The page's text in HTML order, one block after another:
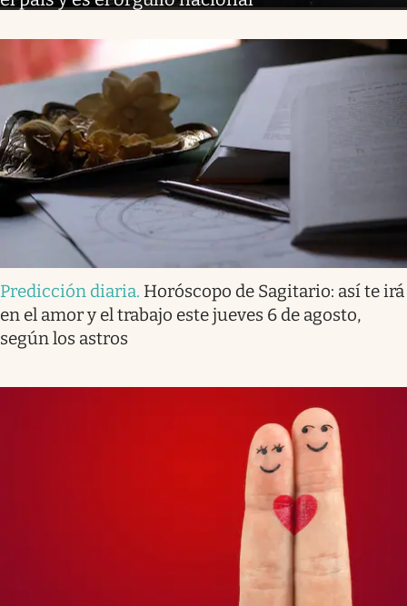
Predicción diaria. Horóscopo de Sagitario: así te irá
en el amor y el trabajo este jueves 6 de agosto,
según los astros